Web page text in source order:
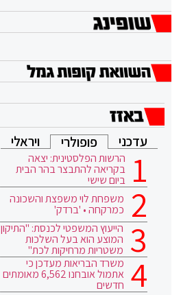
עדכני פופולרי ויראלי
הרשות הפלסטינית: יצאה
בקריאה להתבצר בהר הבית
ביום שישי
משפחת לוי משפצת והשכונה
כמרקחה • 'ברדק'
הייעוץ המשפטי לכנסת: "התיקון
המוצע הוא בעל השלכות
משטריות מרחיקות לכת"
משרד הבריאות מעדכן כי
אתמול אובחנו 6,562 מאומתים
חדשים